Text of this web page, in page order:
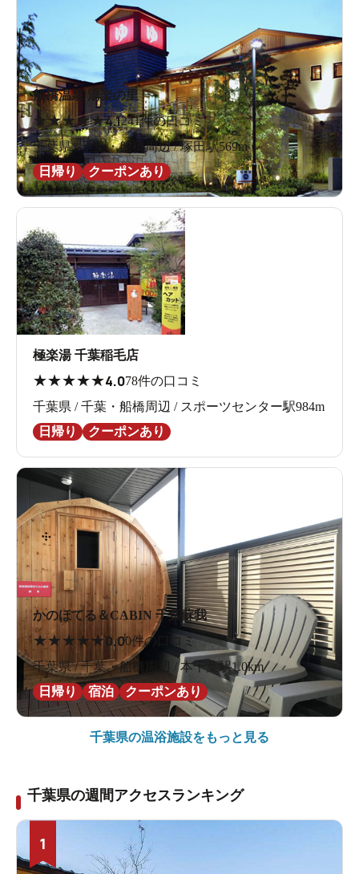
船橋温泉 湯楽の里
★★★★★4.1241件の口コミ
千葉県 / 千葉・船橋周辺 / 塚田駅569m
日帰り
クーポンあり
極楽湯 千葉稲毛店
★★★★★4.078件の口コミ
千葉県 / 千葉・船橋周辺 / スポーツセンター駅984m
日帰り
クーポンあり
かのほてる＆CABIN 千葉蘇我
★★ ★★★0.00件の口コミ
千葉県 / 千葉・船橋周辺 / 本千葉駅1.0km
日帰り
宿泊 クーポンあり
千葉県の温浴施設をもっと見る
千葉県の週間アクセスランキング
1